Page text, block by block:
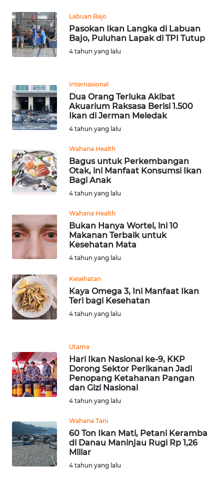
Labuan Bajo
Pasokan Ikan Langka di Labuan
Bajo, Puluhan Lapak di TPI Tutup
4 tahun yang lalu
Internasional
Dua Orang Terluka Akibat
Akuarium Raksasa Berisi 1.500
Ikan di Jerman Meledak
4 tahun yang lalu
Wahana Health
Bagus untuk Perkembangan
Otak, ini Manfaat Konsumsi Ikan
Bagi Anak
4 tahun yang lalu
Wahana Health
Bukan Hanya Wortel, ini 10
Makanan Terbaik untuk
Kesehatan Mata
4 tahun yang lalu
Kesehatan
Kaya Omega 3, Ini Manfaat Ikan
Teri bagi Kesehatan
4 tahun yang lalu
Utama
Hari Ikan Nasional ke-9, KKP
Dorong Sektor Perikanan Jadi
Penopang Ketahanan Pangan
dan Gizi Nasional
4 tahun yang lalu
Wahana Tani
60 Ton Ikan Mati, Petani Keramba
di Danau Maninjau Rugi Rp 1,26
Miliar
4 tahun yang lalu
WN
TAPANULI
TENGAH
WN
TEBING
TINGGI
WN
PAKPAK
WN
WN
BEKASI
WN
WN
DEPOK
UTARA
WN
SAMOSIR
WN
PADANG
LAWAS
WN